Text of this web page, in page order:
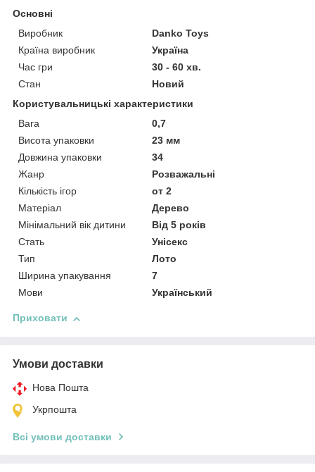
Основні
Виробник
Danko Toys
Країна виробник
Україна
Час гри
30 - 60 хв.
Стан
Новий
Користувальницькі характеристики
Вага
0,7
Висота упаковки
23 мм
Довжина упаковки
34
Жанр
Розважальні
Кількість ігор
от 2
Матеріал
Дерево
Мінімальний вік дитини
Від 5 років
Стать
Унісекс
Тип
Лото
Ширина упакування
7
Мови
Український
Приховати
Умови доставки
Нова Пошта
Укрпошта
Всі умови доставки